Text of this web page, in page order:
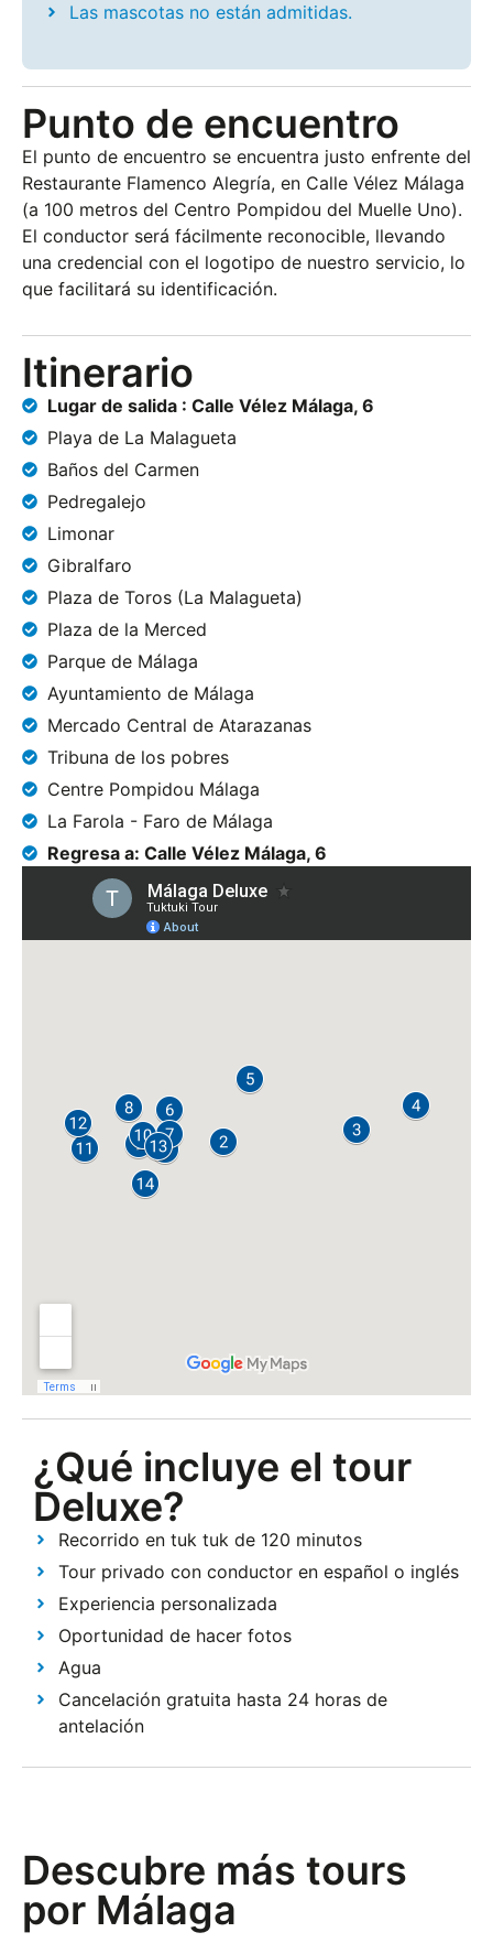
Las mascotas no están admitidas.
Punto de encuentro
El punto de encuentro se encuentra justo enfrente del
Restaurante Flamenco Alegría, en Calle Vélez Málaga
(a 100 metros del Centro Pompidou del Muelle Uno).
El conductor será fácilmente reconocible, llevando
una credencial con el logotipo de nuestro servicio, lo
que facilitará su identificación.
Itinerario
Lugar de salida : Calle Vélez Málaga, 6
Playa de La Malagueta
Baños del Carmen
Pedregalejo
Limonar
Gibralfaro
Plaza de Toros (La Malagueta)
Plaza de la Merced
Parque de Málaga
Ayuntamiento de Málaga
Mercado Central de Atarazanas
Tribuna de los pobres
Centre Pompidou Málaga
La Farola - Faro de Málaga
Regresa a: Calle Vélez Málaga, 6
¿Qué incluye el tour
Deluxe?
Recorrido en tuk tuk de 120 minutos
Tour privado con conductor en español o inglés
Experiencia personalizada
Oportunidad de hacer fotos
Agua
Cancelación gratuita hasta 24 horas de
antelación
Descubre más tours
por Málaga